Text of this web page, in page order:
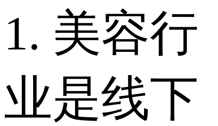
1. 美容行
业是线下